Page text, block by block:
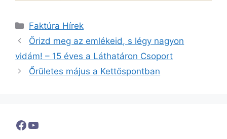
Kategória
Faktúra Hírek
Őrizd meg az emlékeid, s légy nagyon
vidám! – 15 éves a Láthatáron Csoport
Őrületes május a Kettőspontban
Facebook
YouTube